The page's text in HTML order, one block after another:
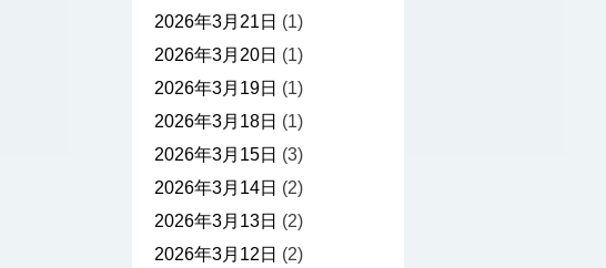
2026年3月21日 (1)
2026年3月20日 (1)
2026年3月19日 (1)
2026年3月18日 (1)
2026年3月15日 (3)
2026年3月14日 (2)
2026年3月13日 (2)
2026年3月12日 (2)